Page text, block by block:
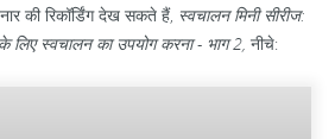
की रिकॉर्डिंग देख सकते हैं, स्वचालन मिनी सीरीज:
लिए स्वचालन का उपयोग करना - भाग 2, नीचे: